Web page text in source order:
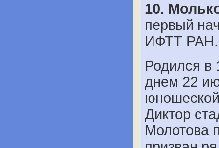
10.
первый
ИФТТ РАН.
Родился в
днем 22
Диктор
Молотова